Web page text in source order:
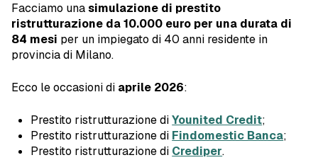
Facciamo unasimulazione di prestito
ristrutturazione da 10.000 euro per una durata di
84 mesi per un impiegato di 40 anni residente in
provincia di Milano.
Ecco le occasioni di aprile 2026:
Prestito ristrutturazione diYounited Credit;
Prestito ristrutturazione di Findomestic Banca;
Prestito ristrutturazione di Crediper.